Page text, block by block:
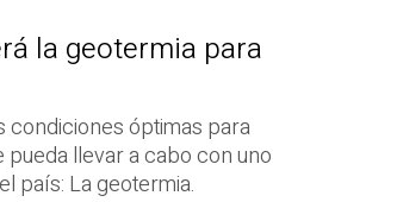
la geotermia para
condiciones óptimas para
llevar a cabo con uno
país: La geotermia.